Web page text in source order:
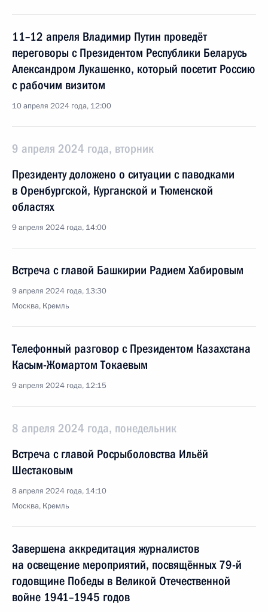
11–12 апреля Владимир Путин проведёт
переговоры с Президентом Республики Беларусь
Александром Лукашенко, который посетит Россию
с рабочим визитом
10 апреля 2024 года, 12:00
9 апреля 2024 года, вторник
Президенту доложено о ситуации с паводками
в Оренбургской, Курганской и Тюменской
областях
9 апреля 2024 года, 14:00
Встреча с главой Башкирии Радием Хабировым
9 апреля 2024 года, 13:30
Москва, Кремль
Телефонный разговор с Президентом Казахстана
Касым-Жомартом Токаевым
9 апреля 2024 года, 12:15
8 апреля 2024 года, понедельник
Встреча с главой Росрыболовства Ильёй
Шестаковым
8 апреля 2024 года, 14:10
Москва, Кремль
Завершена аккредитация журналистов
на освещение мероприятий, посвящённых 79-й
годовщине Победы в Великой Отечественной
войне 1941–1945 годов